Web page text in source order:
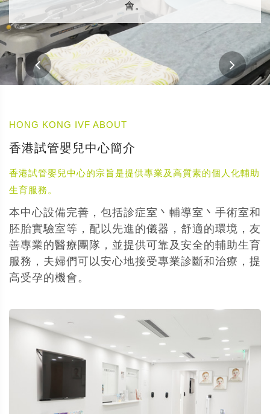
會。
HONG KONG IVF ABOUT
香港試管嬰兒中心簡介
香港試管嬰兒中心的宗旨是提供專業及高質素的個人化輔助
生育服務。
本中心設備完善，包括診症室丶輔導室丶手術室和
胚胎實驗室等，配以先進的儀器，舒適的環境，友
善專業的醫療團隊，並提供可靠及安全的輔助生育
服務，夫婦們可以安心地接受專業診斷和治療，提
高受孕的機會。